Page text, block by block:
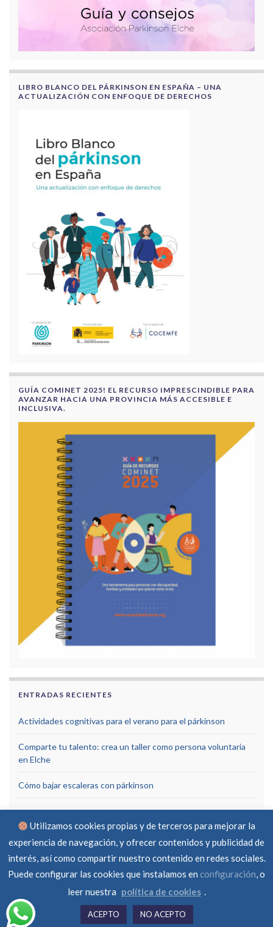
LIBRO BLANCO DEL PÁRKINSON EN ESPAÑA – UNA
ACTUALIZACIÓN CON ENFOQUE DE DERECHOS
GUÍA COMINET 2025! EL RECURSO IMPRESCINDIBLE PARA
AVANZAR HACIA UNA PROVINCIA MÁS ACCESIBLE E
INCLUSIVA.
ENTRADAS RECIENTES
Actividades cognitivas para el verano para el párkinson
Comparte tu talento: crea un taller como persona voluntaria
en Elche
Cómo bajar escaleras con párkinson
Aviso Legal Política de privacidad
Política de cookies
© Asociación Parkinson Elche 2026 - Created byferraba
Hecho con
Graphene Themes
Utilizamos cookies propias y de terceros para mejorar la
experiencia de navegación, y ofrecer contenidos y publicidad de
interés, así como compartir nuestro contenido en redes sociales.
Puede configurar las cookies que instalamos en configuración, o
leer nuestra política de cookies .
ACEPTO NO ACEPTO